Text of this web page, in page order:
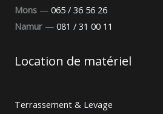
Mons — 065 / 36 56 26
Namur — 081 / 31 00 11
Location de matériel
Terrassement & Levage